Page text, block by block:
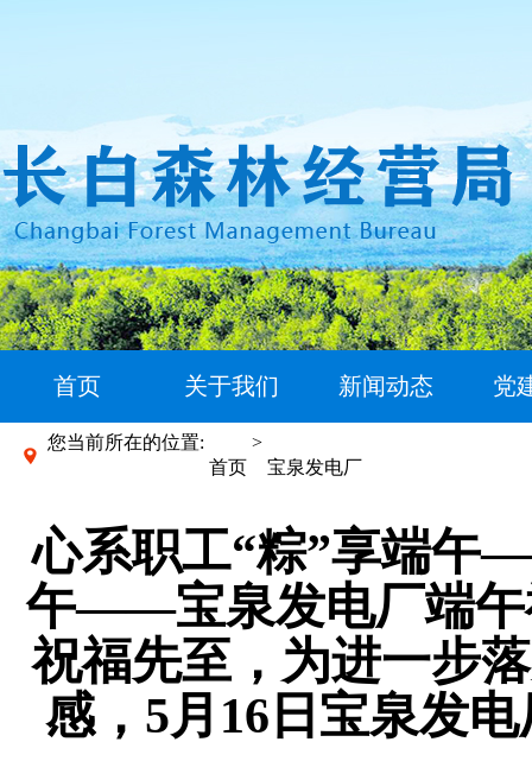
首页 关于我们 新闻动态 党
您当前所在的位置: 首页 > 宝泉发电厂
心系职工“粽”享端午
午——宝泉发电厂端午
祝福先至，为进一步
感，5月16日宝泉发